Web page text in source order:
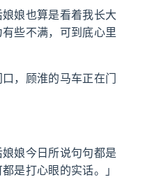
娘也算是看着我长大
些不满，可到底心里
，顾淮的马车正在门
娘娘今日所说句句都是
是打心眼的实话。」